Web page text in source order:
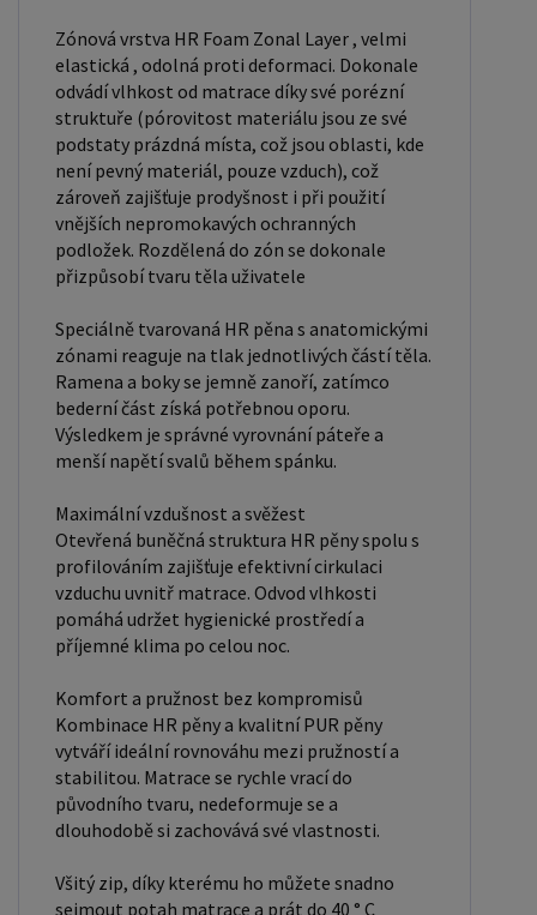
Zónová vrstva HR Foam Zonal Layer , velmi
elastická , odolná proti deformaci. Dokonale
odvádí vlhkost od matrace díky své porézní
struktuře (pórovitost materiálu jsou ze své
podstaty prázdná místa, což jsou oblasti, kde
není pevný materiál, pouze vzduch), což
zároveň zajišťuje prodyšnost i při použití
vnějších nepromokavých ochranných
podložek. Rozdělená do zón se dokonale
přizpůsobí tvaru těla uživatele
Speciálně tvarovaná HR pěna s anatomickými
zónami reaguje na tlak jednotlivých částí těla.
Ramena a boky se jemně zanoří, zatímco
bederní část získá potřebnou oporu.
Výsledkem je správné vyrovnání páteře a
menší napětí svalů během spánku.
Maximální vzdušnost a svěžest
Otevřená buněčná struktura HR pěny spolu s
profilováním zajišťuje efektivní cirkulaci
vzduchu uvnitř matrace. Odvod vlhkosti
pomáhá udržet hygienické prostředí a
příjemné klima po celou noc.
Komfort a pružnost bez kompromisů
Kombinace HR pěny a kvalitní PUR pěny
vytváří ideální rovnováhu mezi pružností a
stabilitou. Matrace se rychle vrací do
původního tvaru, nedeformuje se a
dlouhodobě si zachovává své vlastnosti.
Všitý zip, díky kterému ho můžete snadno
sejmout potah matrace a prát do 40 ° C